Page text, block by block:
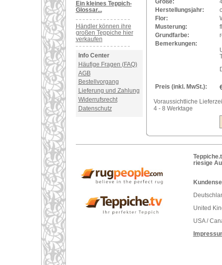
Ein kleines Teppich-
Glossar...
Händler können ihre
großen Teppiche hier
verkaufen
Info Center
Häufige Fragen (FAQ)
AGB
Bestellvorgang
Lieferung und Zahlung
Widerrufsrecht
Datenschutz
Größe:
Herstellungsjahr:
Flor:
Musterung:
Grundfarbe:
Bemerkungen:
Preis (inkl. MwSt.):
Voraussichtliche
4 - 8 Werktage
riesige
United
USA /